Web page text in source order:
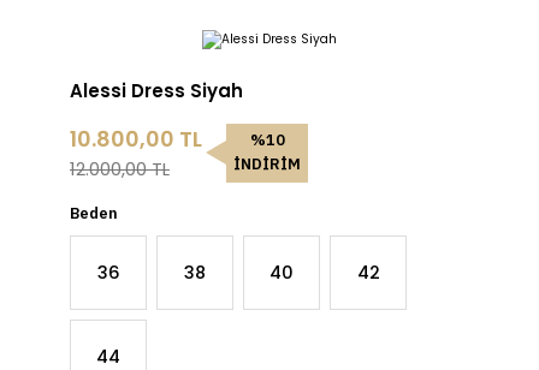
Alessi Dress Siyah
10.800,00 TL
12.000,00 TL
%10
İNDİRİM
Beden
36 38 40 42
44